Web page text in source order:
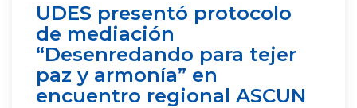
UDES presentó protocolo
de mediación
“Desenredando para tejer
paz y armonía” en
encuentro regional ASCUN